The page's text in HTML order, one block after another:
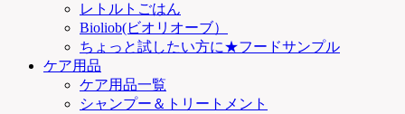
レトルトごはん
Bioliob(ビオリオーブ）
ちょっと試したい方に★フードサンプル
ケア用品
ケア用品一覧
シャンプー＆トリートメント